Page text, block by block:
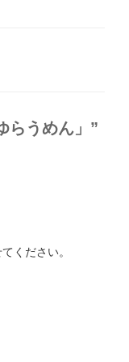
らうめん」”
ください。